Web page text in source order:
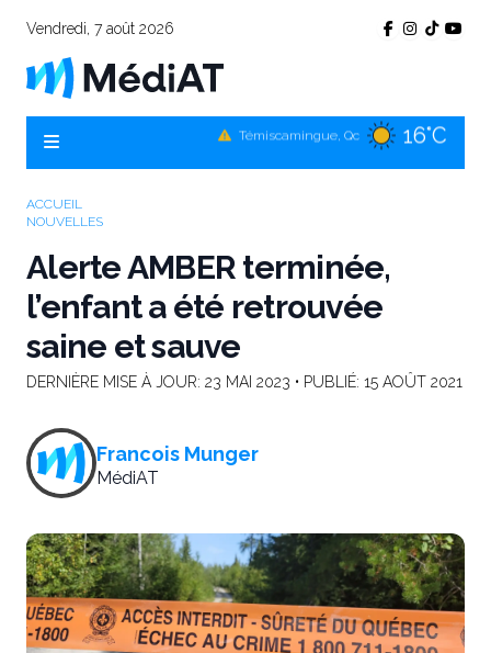
Vendredi, 7 août 2026
La Sarre, Qc 18°C
Amos, Qc
ACCUEIL
NOUVELLES
Alerte AMBER terminée,
l’enfant a été retrouvée
saine et sauve
DERNIÈRE MISE À JOUR: 23 MAI 2023 • PUBLIÉ: 15 AOÛT 2021
Francois Munger
MédiAT